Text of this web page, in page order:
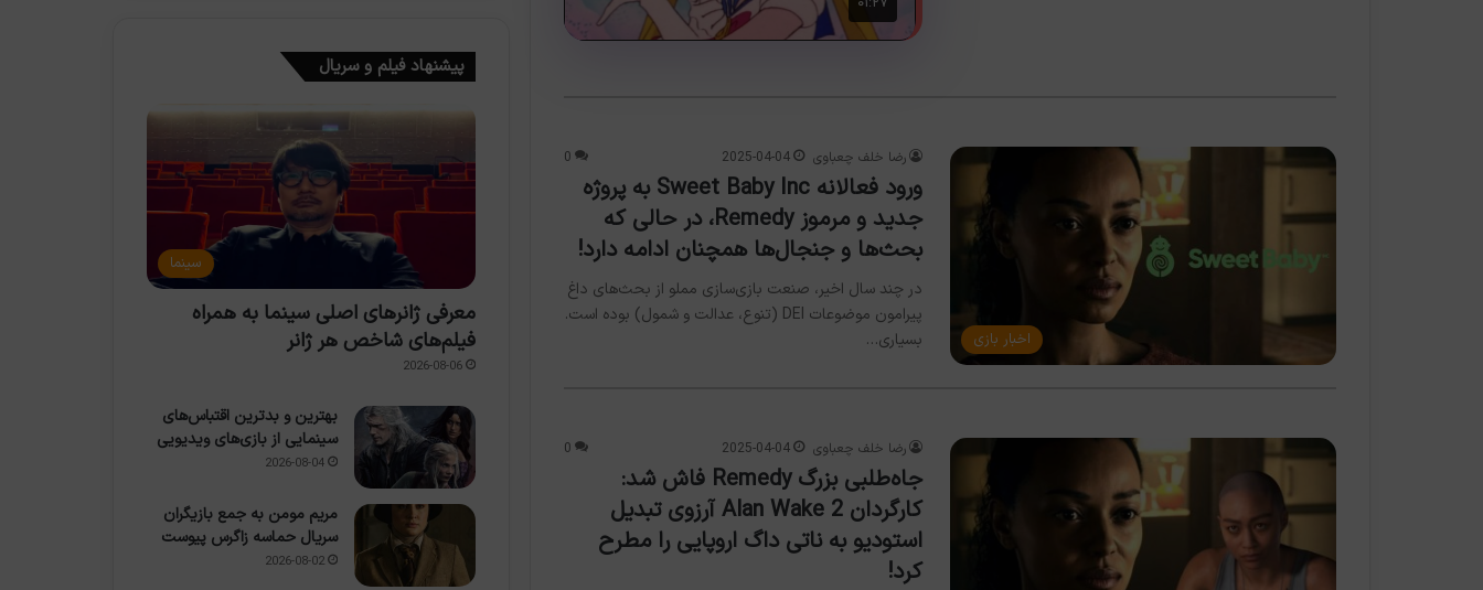
اخبار بازی
رضا خلف چعباوی 2025-04-04
0
ورود فعالانه Sweet Baby Inc به پروژه
جدید و مرموز Remedy، در حالی که
بحث‌ها و جنجال‌ها همچنان ادامه دارد!
در چند سال اخیر، صنعت بازی‌سازی مملو از بحث‌های داغ
پیرامون موضوعات DEI (تنوع، عدالت و شمول) بوده است.
بسیاری…
رضا خلف چعباوی 2025-04-04
0
جاه‌طلبی بزرگ Remedy فاش شد:
کارگردان Alan Wake 2 آرزوی تبدیل
استودیو به ناتی داگ اروپایی را مطرح
کرد!
پیشنهاد فیلم و سریال
سینما
معرفی ژانرهای اصلی سینما به همراه
فیلم‌های شاخص هر ژانر
2026-08-06
بهترین و بدترین اقتباس‌های
سینمایی از بازی‌های ویدیویی
2026-08-04
مریم مومن به جمع بازیگران
سریال حماسه زاگرس پیوست
2026-08-02